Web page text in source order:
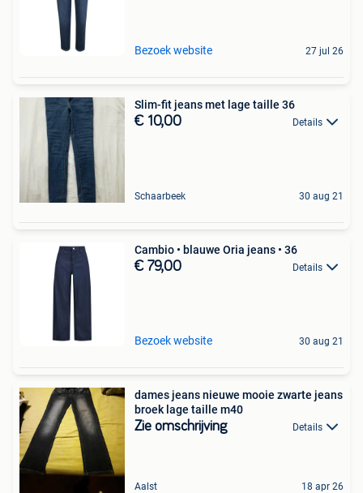
Bezoek website 27 jul 26
Slim-fit jeans met lage taille 36
€ 10,00 Details
Schaarbeek 30 aug 21
Cambio • blauwe Oria jeans • 36
€ 79,00 Details
Bezoek website 30 aug 21
dames jeans nieuwe mooie zwarte jeans
broek lage taille m40
Zie omschrijving Details
Aalst 18 apr 26